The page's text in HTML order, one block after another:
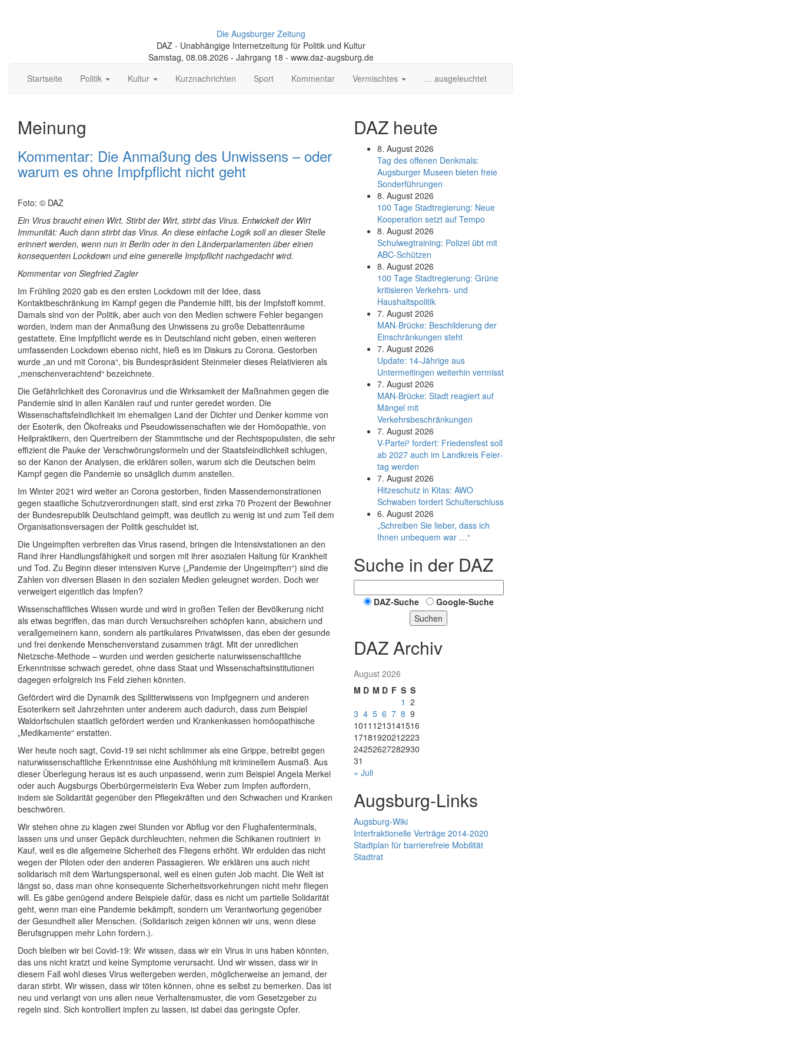
Die Augsburger Zeitung
DAZ - Unabhängige Internetzeitung für Politik und Kultur
Samstag, 08.08.2026 - Jahrgang 18 - www.daz-augsburg.de
Startseite
Politik Kultur Kurznachrichten Sport Kommentar Vermischtes … ausgeleuchtet
Meinung
Kommentar: Die Anmaßung des Unwissens – oder
warum es ohne Impfpflicht nicht geht
Foto: © DAZ
Ein Virus braucht einen Wirt. Stirbt der Wirt, stirbt das Virus. Entwickelt der Wirt
Immunität: Auch dann stirbt das Virus. An diese einfache Logik soll an dieser Stelle
erinnert werden, wenn nun in Berlin oder in den Länderparlamenten über einen
konsequenten Lockdown und eine generelle Impfpflicht nachgedacht wird.
Kommentar von Siegfried Zagler
Im Frühling 2020 gab es den ersten Lockdown mit der Idee, dass
Kontaktbeschränkung im Kampf gegen die Pandemie hilft, bis der Impfstoff kommt.
Damals sind von der Politik, aber auch von den Medien schwere Fehler begangen
worden, indem man der Anmaßung des Unwissens zu große Debattenräume
gestattete. Eine Impfpflicht werde es in Deutschland nicht geben, einen weiteren
umfassenden Lockdown ebenso nicht, hieß es im Diskurs zu Corona. Gestorben
wurde „an und mit Corona“, bis Bundespräsident Steinmeier dieses Relativieren als
„menschenverachtend“ bezeichnete.
Die Gefährlichkeit des Coronavirus und die Wirksamkeit der Maßnahmen gegen die
Pandemie sind in allen Kanälen rauf und runter geredet worden. Die
Wissenschaftsfeindlichkeit im ehemaligen Land der Dichter und Denker komme von
der Esoterik, den Ökofreaks und Pseudowissenschaften wie der Homöopathie, von
Heilpraktikern, den Quertreibern der Stammtische und der Rechtspopulisten, die sehr
effizient die Pauke der Verschwörungsformeln und der Staatsfeindlichkeit schlugen,
so der Kanon der Analysen, die erklären sollen, warum sich die Deutschen beim
Kampf gegen die Pandemie so unsäglich dumm anstellen.
Im Winter 2021 wird weiter an Corona gestorben, finden Massendemonstrationen
gegen staatliche Schutzverordnungen statt, sind erst zirka 70 Prozent der Bewohner
der Bundesrepublik Deutschland geimpft, was deutlich zu wenig ist und zum Teil dem
Organisationsversagen der Politik geschuldet ist.
Die Ungeimpften verbreiten das Virus rasend, bringen die Intensivstationen an den
Rand ihrer Handlungsfähigkeit und sorgen mit ihrer asozialen Haltung für Krankheit
und Tod. Zu Beginn dieser intensiven Kurve („Pandemie der Ungeimpften“) sind die
Zahlen von diversen Blasen in den sozialen Medien geleugnet worden. Doch wer
verweigert eigentlich das Impfen?
Wissenschaftliches Wissen wurde und wird in großen Teilen der Bevölkerung nicht
als etwas begriffen, das man durch Versuchsreihen schöpfen kann, absichern und
verallgemeinern kann, sondern als partikulares Privatwissen, das eben der gesunde
und frei denkende Menschenverstand zusammen trägt. Mit der unredlichen
Nietzsche-Methode – wurden und werden gesicherte naturwissenschaftliche
Erkenntnisse schwach geredet, ohne dass Staat und Wissenschaftsinstitutionen
dagegen erfolgreich ins Feld ziehen könnten.
Gefördert wird die Dynamik des Splitterwissens von Impfgegnern und anderen
Esoterikern seit Jahrzehnten unter anderem auch dadurch, dass zum Beispiel
Waldorfschulen staatlich gefördert werden und Krankenkassen homöopathische
„Medikamente“ erstatten.
Wer heute noch sagt, Covid-19 sei nicht schlimmer als eine Grippe, betreibt gegen
naturwissenschaftliche Erkenntnisse eine Aushöhlung mit kriminellem Ausmaß. Aus
dieser Überlegung heraus ist es auch unpassend, wenn zum Beispiel Angela Merkel
oder auch Augsburgs Oberbürgermeisterin Eva Weber zum Impfen auffordern,
indem sie Solidarität gegenüber den Pflegekräften und den Schwachen und Kranken
beschwören.
Wir stehen ohne zu klagen zwei Stunden vor Abflug vor den Flughafenterminals,
lassen uns und unser Gepäck durchleuchten, nehmen die Schikanen routiniert in
Kauf, weil es die allgemeine Sicherheit des Fliegens erhöht. Wir erdulden das nicht
wegen der Piloten oder den anderen Passagieren. Wir erklären uns auch nicht
solidarisch mit dem Wartungspersonal, weil es einen guten Job macht. Die Welt ist
längst so, dass man ohne konsequente Sicherheitsvorkehrungen nicht mehr fliegen
will. Es gäbe genügend andere Beispiele dafür, dass es nicht um partielle Solidarität
geht, wenn man eine Pandemie bekämpft, sondern um Verantwortung gegenüber
der Gesundheit aller Menschen. (Solidarisch zeigen können wir uns, wenn diese
Berufsgruppen mehr Lohn fordern.).
Doch bleiben wir bei Covid-19: Wir wissen, dass wir ein Virus in uns haben könnten,
das uns nicht kratzt und keine Symptome verursacht. Und wir wissen, dass wir in
diesem Fall wohl dieses Virus weitergeben werden, möglicherweise an jemand, der
daran stirbt. Wir wissen, dass wir töten können, ohne es selbst zu bemerken. Das ist
neu und verlangt von uns allen neue Verhaltensmuster, die vom Gesetzgeber zu
regeln sind. Sich kontrolliert impfen zu lassen, ist dabei das geringste Opfer.
DAZ heute
8. August 2026
Tag des offenen Denkmals:
Augsburger Museen bieten freie
Sonderführungen
8. August 2026
100 Tage Stadtregierung: Neue
Kooperation setzt auf Tempo
8. August 2026
Schul­weg­trai­ning: Poli­zei übt mit
ABC-Schüt­zen
8. August 2026
100 Tage Stadtregierung: Grüne
kritisieren Verkehrs- und
Haushaltspolitik
7. August 2026
MAN-Brücke: Beschilderung der
Einschränkungen steht
7. August 2026
Update: 14-Jährige aus
Untermeitingen weiterhin vermisst
7. August 2026
MAN-Brücke: Stadt reagiert auf
Mängel mit
Verkehrsbeschränkungen
7. August 2026
V-Partei­³ fordert: Friedens­fest soll
ab 2027 auch im Land­kreis Feier­
tag werden
7. August 2026
Hitzeschutz in Kitas: AWO
Schwaben fordert Schulterschluss
6. August 2026
„Schreiben Sie lieber, dass ich
Ihnen unbequem war …“
Suche in der DAZ
DAZ-Suche
Google-Suche
Suchen
DAZ Archiv
August 2026
M D M D F S S
1 2
3 4 5 6 7 8 9
1011 1213141516
17181920212223
24252627282930
31
« Juli
Augsburg-Links
Augsburg-Wiki
Interfraktionelle Verträge 2014-2020
Stadtplan für barrierefreie Mobilität
Stadtrat